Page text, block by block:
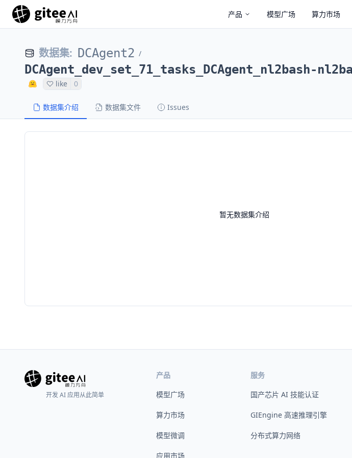
产品 模型广场 算力市场
数据集: DCAgent2 /
DCAgent_dev_set_71_tasks_DCAgent_nl2bash-
like 0
数据集介绍 数据集文件 Issues
暂无数据集介绍
开发 AI 应用从此简单
产品
模型广场
算力市场
模型微调
应用市场
服务
国产芯片 AI 技能认证
GIEngine 高速推理引擎
分布式算力网络